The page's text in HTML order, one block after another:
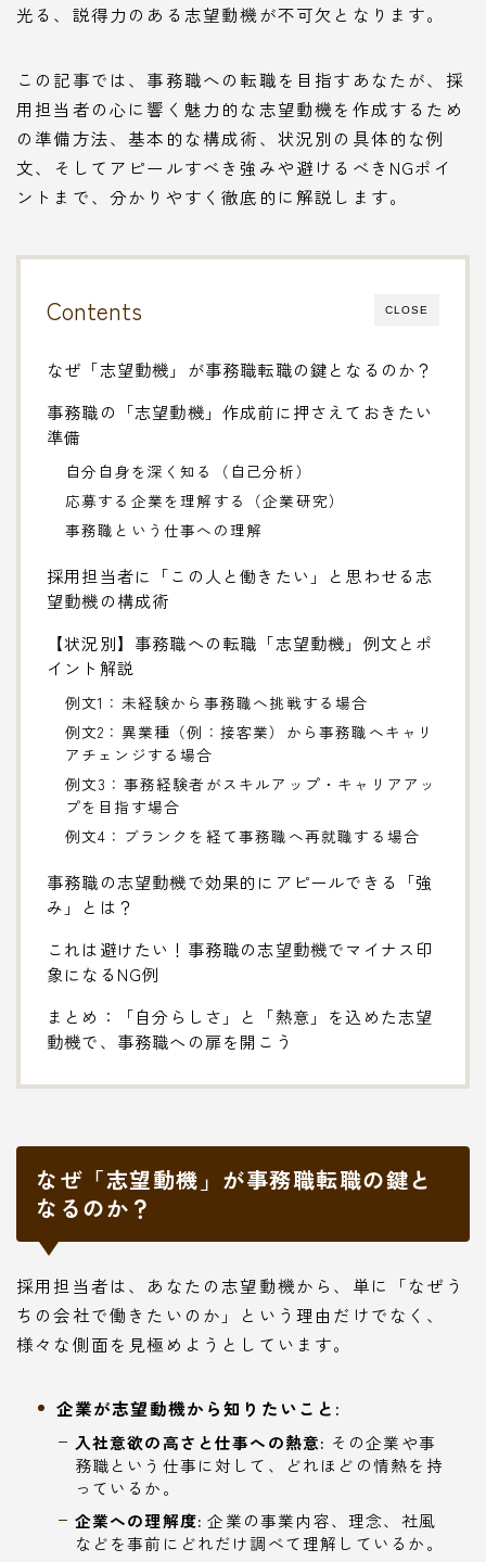
光る、説得力のある志望動機が不可欠となります。
この記事では、事務職への転職を目指すあなたが、採
用担当者の心に響く魅力的な志望動機を作成するため
の準備方法、基本的な構成術、状況別の具体的な例
文、そしてアピールすべき強みや避けるべきNGポイ
ントまで、分かりやすく徹底的に解説します。
CLOSE
Contents
なぜ「志望動機」が事務職転職の鍵となるのか？
事務職の「志望動機」作成前に押さえておきたい
準備
自分自身を深く知る（自己分析）
応募する企業を理解する（企業研究）
事務職という仕事への理解
採用担当者に「この人と働きたい」と思わせる志
望動機の構成術
【状況別】事務職への転職「志望動機」例文とポ
イント解説
例文1：未経験から事務職へ挑戦する場合
例文2：異業種（例：接客業）から事務職へキャリ
アチェンジする場合
例文3：事務経験者がスキルアップ・キャリアアッ
プを目指す場合
例文4：ブランクを経て事務職へ再就職する場合
事務職の志望動機で効果的にアピールできる「強
み」とは？
これは避けたい！事務職の志望動機でマイナス印
象になるNG例
まとめ：「自分らしさ」と「熱意」を込めた志望
動機で、事務職への扉を開こう
なぜ「志望動機」が事務職転職の鍵と
なるのか？
採用担当者は、あなたの志望動機から、単に「なぜう
ちの会社で働きたいのか」という理由だけでなく、
様々な側面を見極めようとしています。
企業が志望動機から知りたいこと:
入社意欲の高さと仕事への熱意: その企業や事
務職という仕事に対して、どれほどの情熱を持
っているか。
企業への理解度: 企業の事業内容、理念、社風
などを事前にどれだけ調べて理解しているか。